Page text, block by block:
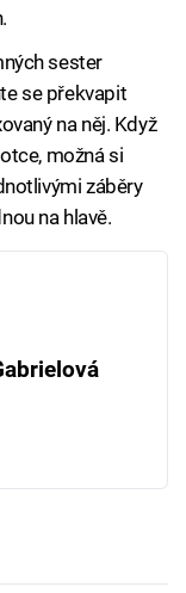
sester
se překvapit
na něj. Když
možná si
záběry
na hlavě.